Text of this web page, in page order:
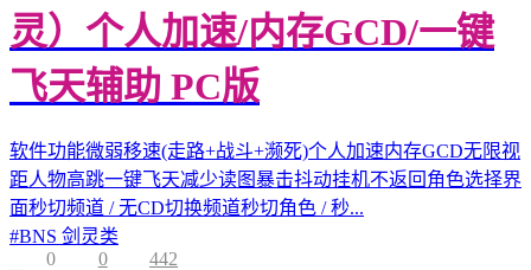
灵）个人加速/内存GCD/一键
飞天辅助 PC版
软件功能微弱移速(走路+战斗+濒死)个人加速内存GCD无限视
距人物高跳一键飞天减少读图暴击抖动挂机不返回角色选择界
面秒切频道 / 无CD切换频道秒切角色 / 秒...
#BNS 剑灵类
0
0 442